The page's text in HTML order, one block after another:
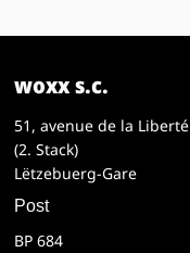
woxx s.c.
51, avenue de la Liberté
(2. Stack)
Lëtzebuerg-Gare
Post
BP 684